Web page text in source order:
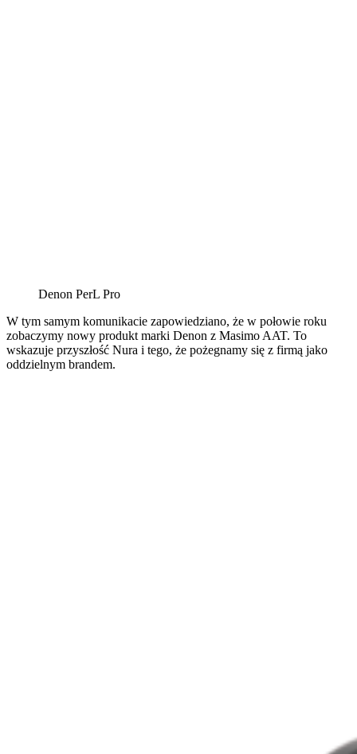
Denon PerL Pro
W tym samym komunikacie zapowiedziano, że w połowie roku
zobaczymy nowy produkt marki Denon z Masimo AAT. To
wskazuje przyszłość Nura i tego, że pożegnamy się z firmą jako
oddzielnym brandem.